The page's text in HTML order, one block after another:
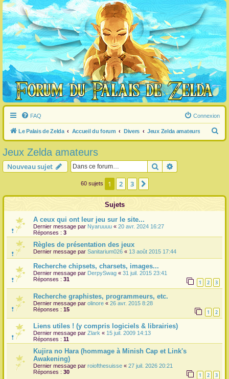
FAQ Connexion
Le Palais de Zelda Accueil du forum Divers Jeux Zelda amateurs
e
Jeux Zelda amateurs
Nouveau sujet Rechercher
60 sujets 1 2 3
Sujets
A ceux qui ont leur jeu sur le site...
Dernier message par Nyaruuuu « 20 avr. 2024 16:27
Réponses : 3
Règles de présentation des jeux
Dernier message par Sanitarium026 « 13 août 2015 17:44
Recherche chipsets, charsets, images...
Dernier message par DerpySwag « 31 juil. 2015 23:41
Réponses : 31 1 2 3
Recherche graphistes, programmeurs, etc.
Dernier message par olinore « 26 avr. 2015 8:28
Réponses : 15 1 2
Liens utiles ! (y compris logiciels & librairies)
Dernier message par Zlark « 15 juil. 2009 14:13
Réponses : 11
Kujira no Hara (hommage à Minish Cap et Link's
Awakening)
Dernier message par roiofthesuisse « 27 juil. 2026 20:21
Réponses : 30 1 2 3